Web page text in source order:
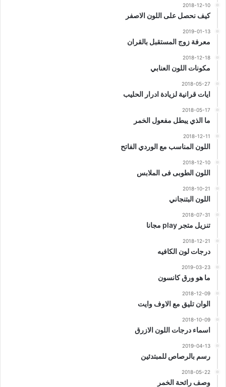
2018-12-10
كيف نحصل على اللون الاصفر
2019-01-13
معرفة زوج المستقبل بالقران
2018-12-18
مكونات اللون العنابي
2018-05-27
ايات قرانية لزيادة ادرار الحليب
2018-05-17
ما الذي يبطل مفعول الخمر
2018-12-11
اللون المناسب مع الوردي الفاتح
2018-12-10
اللون الطوبى فى الملابس
2018-10-21
اللون البتنجاني
2018-07-31
تنزيل متجر play مجانا
2018-12-21
درجات لون الكافيه
2019-03-23
ما هو ورق كانسون
2018-12-09
الوان تليق مع الاوف وايت
2018-10-09
اسماء درجات اللون الازرق
2019-04-13
رسم بالرصاص للمبتدئين
2018-05-22
وصف رائحة الخمر